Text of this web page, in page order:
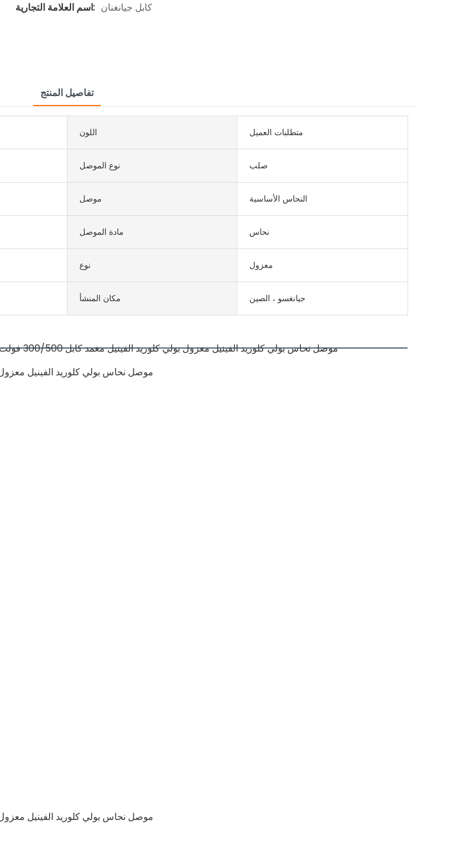
اسم العلامة التجارية: كابل جيانغنان
تفاصيل المنتج
اللون متطلبات العميل
نوع الموصل صلب
موصل النحاس الأساسية
مادة الموصل نحاس
نوع معزول
مكان المنشأ جيانغسو ، الصين